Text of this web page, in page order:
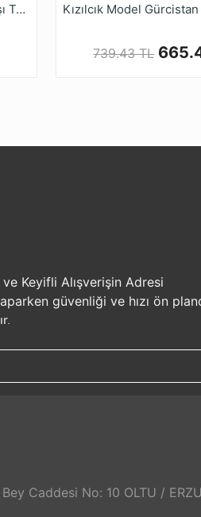
Kızılcık Model Gürcistan Oltutaşı Tesbihi
739.43 TL
Keyifli Alışverişin Adresi
güvenliği ve hızı ön
yapabilirsiniz. Sizin için
ürünler, aynı gün
durumunda
değişim yapabilirsiniz. Bu
satın aldığınız
olursa, müşteri
ve müşteri odaklı bir
Caddesi No: 10 OLTU /